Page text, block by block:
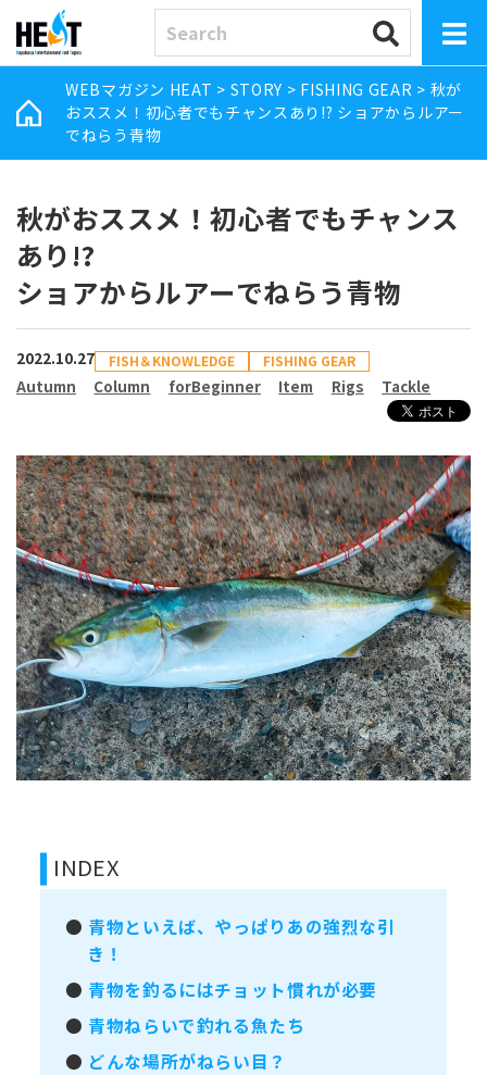
WEBマガジン HEAT > STORY > FISHING GEAR > 秋が
おススメ！初心者でもチャンスあり!? ショアからルアー
でねらう青物
秋がおススメ！初心者でもチャンス
あり!?
ショアからルアーでねらう青物
2022.10.27 FISH＆KNOWLEDGE FISHING GEAR
Autumn Column forBeginner Item Rigs Tackle
INDEX
● 青物といえば、やっぱりあの強烈な引
き！
● 青物を釣るにはチョット慣れが必要
● 青物ねらいで釣れる魚たち
● どんな場所がねらい目？